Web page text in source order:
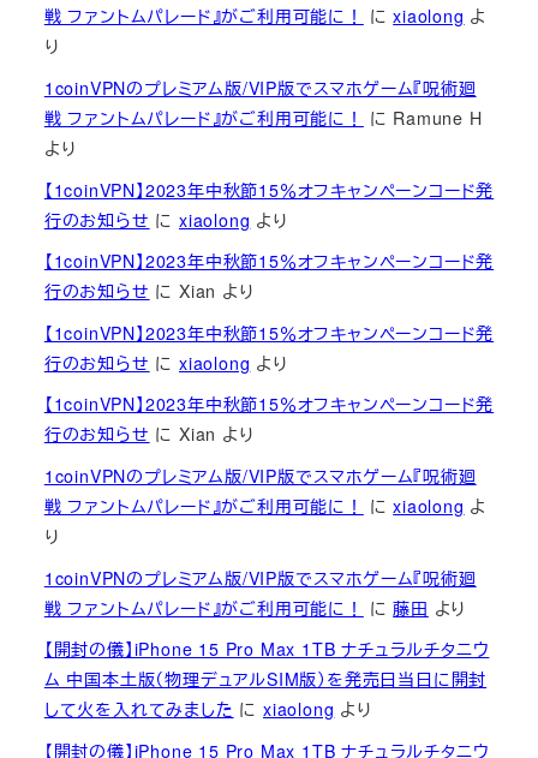
戦 ファントムパレード』がご利用可能に！
にxiaolong よ
り
1coinVPNのプレミアム版/VIP版でスマホゲーム『呪術廻
戦 ファントムパレード』がご利用可能に！
に Ramune H
より
【1coinVPN】2023年中秋節15％オフキャンペーンコード発
行のお知らせ にxiaolong より
【1coinVPN】2023年中秋節15％オフキャンペーンコード発
行のお知らせ にXian より
【1coinVPN】2023年中秋節15％オフキャンペーンコード発
行のお知らせ にxiaolong より
【1coinVPN】2023年中秋節15％オフキャンペーンコード発
行のお知らせ にXian より
1coinVPNのプレミアム版/VIP版でスマホゲーム『呪術廻
戦 ファントムパレード』がご利用可能に！
にxiaolong よ
り
1coinVPNのプレミアム版/VIP版でスマホゲーム『呪術廻
戦 ファントムパレード』がご利用可能に！
に藤田 より
【開封の儀】iPhone 15 Pro Max 1TB ナチュラルチタニウ
ム 中国本土版（物理デュアルSIM版）を発売日当日に開封
して火を入れてみました にxiaolong より
【開封の儀】iPhone 15 Pro Max 1TB ナチュラルチタニウ